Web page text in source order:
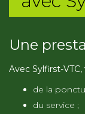
Une
Avec Sylfirst-
de la
du service ;